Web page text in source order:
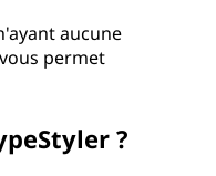
aucune
permet
?